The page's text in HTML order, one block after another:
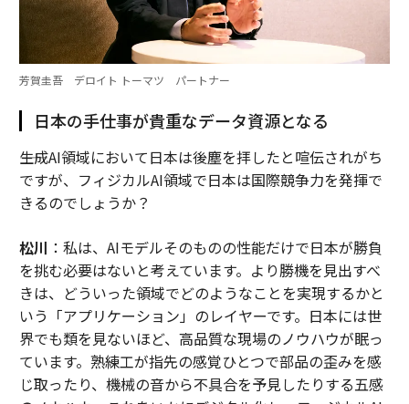
芳賀圭吾 デロイト トーマツ パートナー
日本の手仕事が貴重なデータ資源となる
――生成AI領域において日本は後塵を拝したと喧伝されがち
ですが、フィジカルAI領域で日本は国際競争力を発揮で
きるのでしょうか？
松川 ：私は、AIモデルそのものの性能だけで日本が勝負
を挑む必要はないと考えています。より勝機を見出すべ
きは、どういった領域でどのようなことを実現するかと
いう「アプリケーション」のレイヤーです。日本には世
界でも類を見ないほど、高品質な現場のノウハウが眠っ
ています。熟練工が指先の感覚ひとつで部品の歪みを感
じ取ったり、機械の音から不具合を予見したりする五感